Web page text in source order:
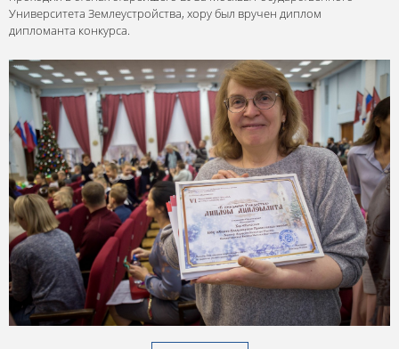
Университета Землеустройства, хору был вручен диплом
дипломанта конкурса.